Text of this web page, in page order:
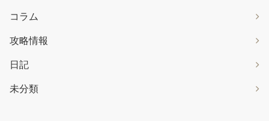
コラム
攻略情報
日記
未分類